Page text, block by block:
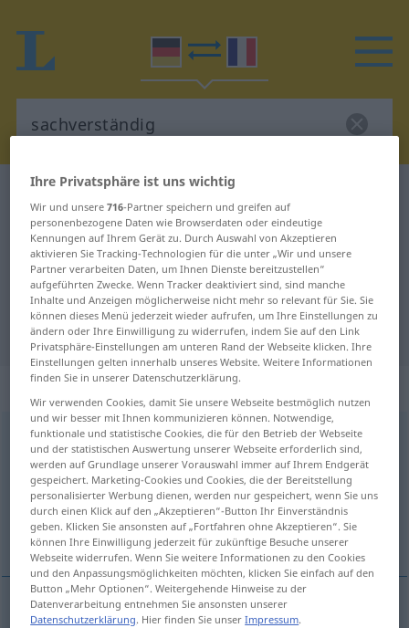
Deutsch-Französisch Wörterbuch
Deutsch-Französisch Übersetzung
für "sachverständig"
"sachverständig" Französisch
Übersetzung
„sachverständig“: Adjektiv
sachverständigadj
Übersicht aller Übersetzungen
(Für mehr Details die Übersetzung anklicken/antippen)
compétent, expert
Ihre Privatsphäre ist uns wichtig
Wir und unsere716-Partner speichern und greifen auf
personenbezogene Daten wie Browserdaten oder eindeutige
Kennungen auf Ihrem Gerät zu. Durch Auswahl von Akzeptieren
aktivieren Sie Tracking-Technologien für die unter „Wir und unsere
Partner verarbeiten Daten, um Ihnen Dienste bereitzustellen“
aufgeführten Zwecke. Wenn Tracker deaktiviert sind, sind manche
Inhalte und Anzeigen möglicherweise nicht mehr so relevant für Sie. Sie
können dieses Menü jederzeit wieder aufrufen, um Ihre Einstellungen zu
ändern oder Ihre Einwilligung zu widerrufen, indem Sie auf den Link
Privatsphäre-Einstellungen am unteren Rand der Webseite klicken. Ihre
Einstellungen gelten innerhalb unseres Website. Weitere Informationen
finden Sie in unserer Datenschutzerklärung.
Wir verwenden Cookies, damit Sie unsere Webseite bestmöglich nutzen
und wir besser mit Ihnen kommunizieren können. Notwendige,
funktionale und statistische Cookies, die für den Betrieb der Webseite
und der statistischen Auswertung unserer Webseite erforderlich sind,
werden auf Grundlage unserer Vorauswahl immer auf Ihrem Endgerät
gespeichert. Marketing-Cookies und Cookies, die der Bereitstellung
personalisierter Werbung dienen, werden nur gespeichert, wenn Sie uns
durch einen Klick auf den „Akzeptieren“-Button Ihr Einverständnis
geben. Klicken Sie ansonsten auf „Fortfahren ohne Akzeptieren“. Sie
können Ihre Einwilligung jederzeit für zukünftige Besuche unserer
Webseite widerrufen. Wenn Sie weitere Informationen zu den Cookies
und den Anpassungsmöglichkeiten möchten, klicken Sie einfach auf den
Button „Mehr Optionen“. Weitergehende Hinweise zu der
Datenverarbeitung entnehmen Sie ansonsten unserer
Datenschutzerklärung. Hier finden Sie unserImpressum.